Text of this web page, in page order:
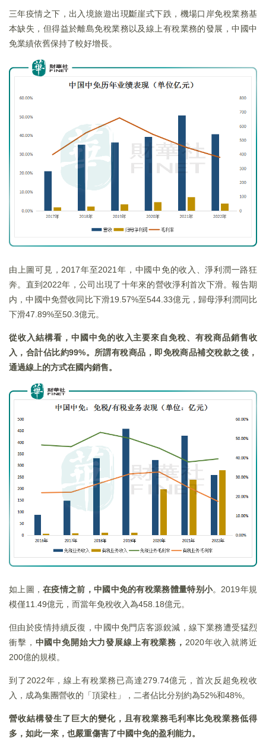
三年疫情之下，出入境旅遊出現斷崖式下跌，機場口岸免稅業務基
本缺失，但得益於離島免稅業務以及線上有稅業務的發展，中國中
免業績依舊保持了較好增長。
由上圖可見，2017年至2021年，中國中免的收入、淨利潤一路狂
奔。直到2022年，公司出現了十年來的營收淨利首次下滑。報告期
内，中國中免營收同比下滑19.57%至544.33億元，歸母淨利潤同比
下滑47.89%至50.3億元。
從收入結構看，中國中免的收入主要來自免稅、有稅商品銷售收
入，合計佔比約99%。所謂有稅商品，即免稅商品補交稅款之後，
通過線上的方式在國内銷售。
如上圖，在疫情之前，中國中免的有稅業務體量特别小。2019年規
模僅11.49億元，而當年免稅收入為458.18億元。
但由於疫情持續反復，中國中免門店客源銳減，線下業務遭受猛烈
衝擊， 中國中免開始大力發展線上有稅業務， 2020年收入就將近
200億的規模。
到了2022年，線上有稅業務已高達279.74億元，首次反超免稅收
入，成為集團營收的「頂梁柱」，二者佔比分别約為52%和48%。
營收結構發生了巨大的變化，且有稅業務毛利率比免稅業務低得
多，如此一來，也嚴重傷害了中國中免的盈利能力。